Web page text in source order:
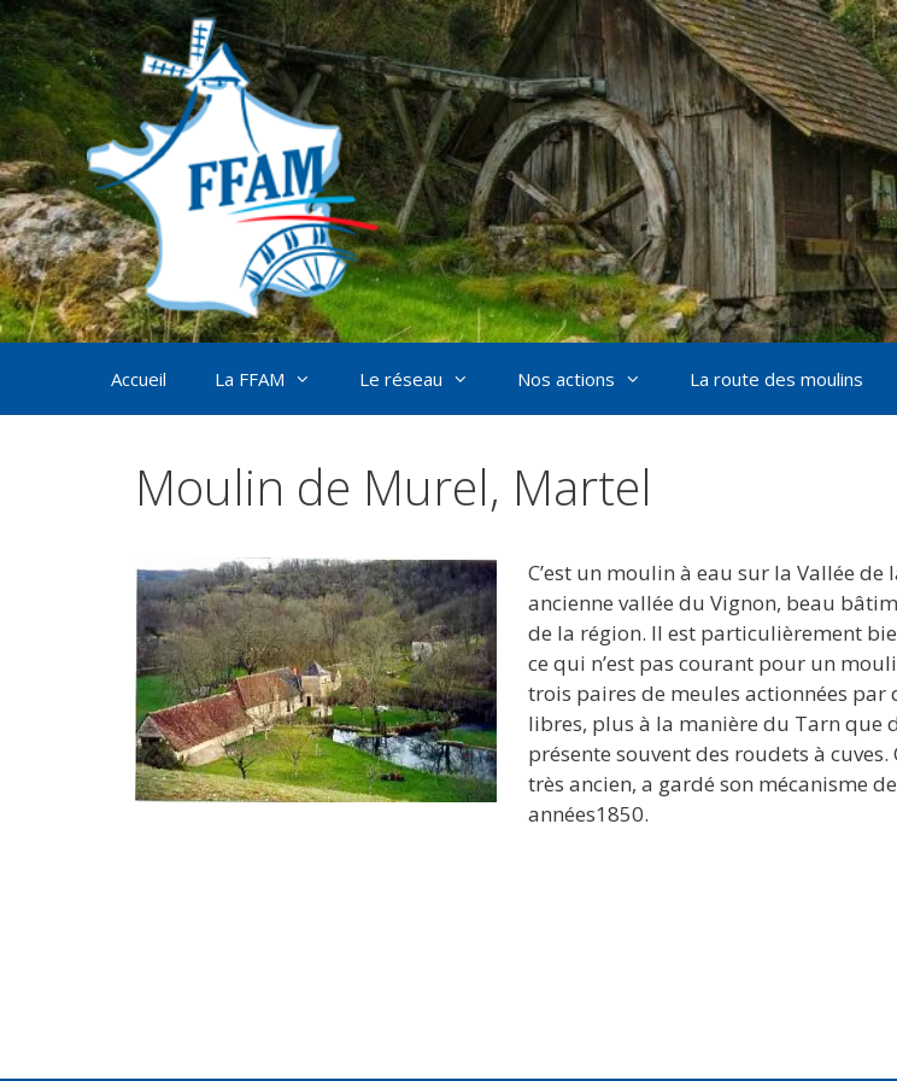
Aller
au
contenu
Accueil La FFAM Le réseau Nos actions La route des moulins
Moulin de Murel, Martel
C’est un moulin à eau sur la Vallée de
ancienne vallée du Vignon, beau
de la région. Il est particulièrement
ce qui n’est pas courant pour un
trois paires de meules actionnées par
libres, plus à la manière du Tarn que
présente souvent des roudets à cuves.
très ancien, a gardé son mécanisme
années1850.